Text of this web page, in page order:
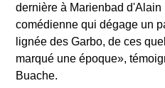
dernière à Marienbad
comédienne qui dégage un
lignée des Garbo, de ces
marqué une époque»,
Buache.